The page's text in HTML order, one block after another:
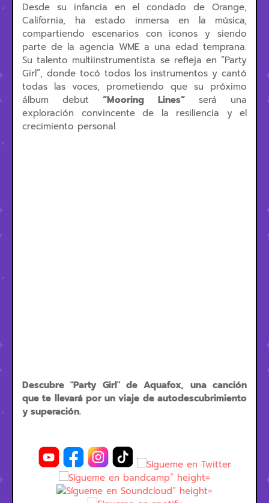
Desde su infancia en el condado de Orange,
California, ha estado inmersa en la música,
compartiendo escenarios con iconos y siendo
parte de la agencia WME a una edad temprana.
Su talento multiinstrumentista se refleja en “Party
Girl”, donde tocó todos los instrumentos y cantó
todas las voces, prometiendo que su próximo
álbum debut“Mooring Lines”será una
exploración convincente de la resiliencia y el
crecimiento personal.
Descubre "Party Girl" de Aquafox, una canción
que te llevará por un viaje de autodescubrimiento
y superación.